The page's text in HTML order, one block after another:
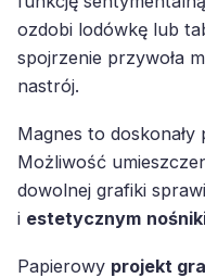
ozdobi lodówkę lub
spojrzenie przywoła
nastrój.
Magnes to doskonały
Możliwość
dowolnej grafiki
i estetycznym
Papierowy projekt